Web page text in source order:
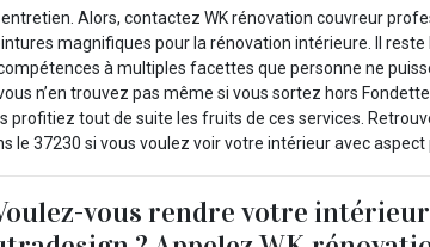
Alors, contactez WK rénovation couvreur
magnifiques pour la rénovation intérieure. Il reste
à multiples facettes que personne ne
n’en trouvez pas même si vous sortez hors
profitiez tout de suite les fruits de ces services.
le 37230 si vous voulez voir votre intérieur avec aspect
vous rendre votre